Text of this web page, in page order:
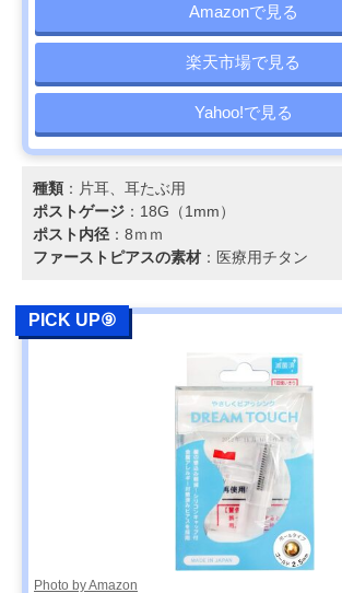
Amazonで見る
楽天市場で見る
Yahoo!で見る
種類 ：片耳、耳たぶ用
ポストゲージ ：18G（1mm）
ポスト内径 ：8ｍｍ
ファーストピアスの素材 ：医療用チタン
PICK UP⑨
Photo by Amazon